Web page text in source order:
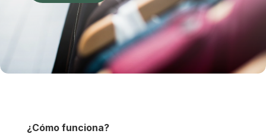
¿Cómo funciona?